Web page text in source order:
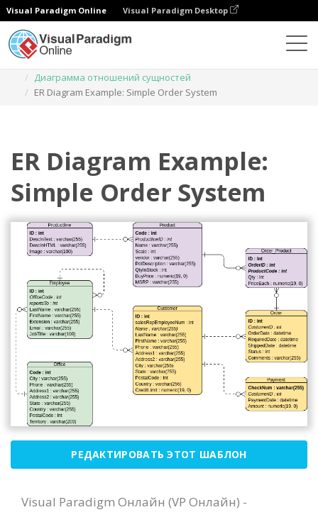
Visual Paradigm Online Visual Paradigm Desktop
Диаграмма отношений сущностей
ER Diagram Example: Simple Order System
ER Diagram Example:
Simple Order System
РЕДАКТИРОВАТЬ ЭТОТ ШАБЛОН
Visual Paradigm Онлайн (VP Онлайн) -